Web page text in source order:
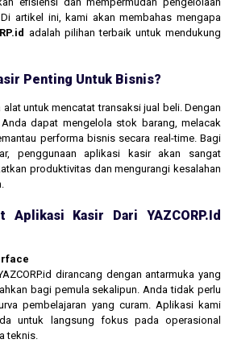
artikel ini, kami akan membahas mengapa
adalah pilihan terbaik untuk mendukung
Penting Untuk Bisnis?
untuk mencatat transaksi jual beli. Dengan
dapat mengelola stok barang, melacak
performa bisnis secara real-time. Bagi
penggunaan aplikasi kasir akan sangat
produktivitas dan mengurangi kesalahan
Aplikasi Kasir Dari YAZCORP.id
dirancang dengan antarmuka yang
bagi pemula sekalipun. Anda tidak perlu
pembelajaran yang curam. Aplikasi kami
untuk langsung fokus pada operasional
teknis.